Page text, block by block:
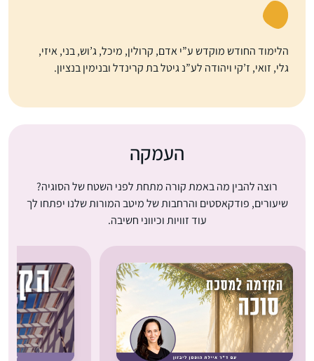
הלימוד החודש מוקדש ע”י אדם, קרולין, מיכל, ג’וש, בני, איזי,
גלי, זואי, ז’קי ויהודה לע”נ גיטל בת קרינדל ובנימין בנציון.
העמקה
רוצה להבין מה באמת קורה מתחת לפני השטח של הסוגיה?
שיעורים, פודקאסטים והרחבות של מיטב המורות שלנו יפתחו לך
עוד זוויות וכיווני חשיבה.